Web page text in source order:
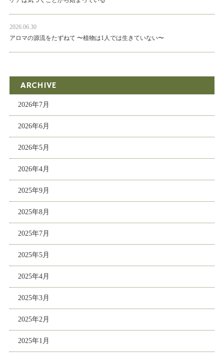
2026.06.30
アロマの源流をたずねて 〜植物は1人では生きていない〜
ARCHIVE
2026年7月
2026年6月
2026年5月
2026年4月
2025年9月
2025年8月
2025年7月
2025年5月
2025年4月
2025年3月
2025年2月
2025年1月